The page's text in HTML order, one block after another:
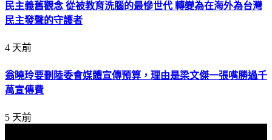
民主義舊觀念 從被教育洗腦的最慘世代 轉變為在海外為台灣
民主發聲的守護者
4 天前
翁曉玲要刪陸委會媒體宣傳預算，理由是梁文傑一張嘴勝過千
萬宣傳費
5 天前